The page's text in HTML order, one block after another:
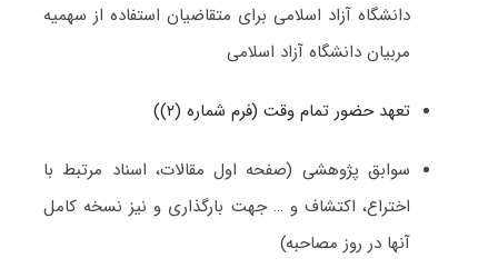
دانشگاه آزاد اسلامی برای متقاضیان استفاده از سهمیه
مربیان دانشگاه آزاد اسلامی
تعهد حضور تمام وقت (فرم شماره (۲))
سوابق پژوهشی (صفحه اول مقالات، اسناد مرتبط با
اختراع، اکتشاف و … جهت بارگذاری و نیز نسخه کامل
آنها در روز مصاحبه)